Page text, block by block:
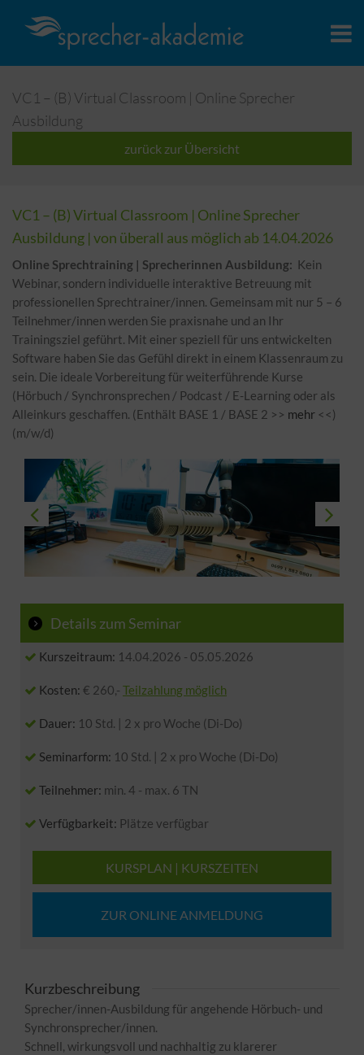
VC1 – (B) Virtual Classroom | Online Sprecher
Ausbildung
zurück zur Übersicht
VC1 – (B) Virtual Classroom | Online Sprecher
Ausbildung | von überall aus möglich ab 14.04.2026
Online Sprechtraining | Sprecherinnen Ausbildung: Kein
Webinar, sondern individuelle interaktive Betreuung mit
professionellen Sprechtrainer/innen. Gemeinsam mit nur 5 – 6
Teilnehmer/innen werden Sie praxisnahe und an Ihr
Trainingsziel geführt. Mit einer speziell für uns entwickelten
Software haben Sie das Gefühl direkt in einem Klassenraum zu
sein. Die ideale Vorbereitung für weiterführende Kurse
(Hörbuch / Synchronsprechen / Podcast / E-Learning oder als
Alleinkurs geschaffen. (Enthält BASE 1 / BASE 2 >> mehr <<)
(m/w/d)
Details zum Seminar
Kurszeitraum: 14.04.2026 - 05.05.2026
Kosten: € 260,- Teilzahlung möglich
Dauer: 10 Std. | 2 x pro Woche (Di-Do)
Seminarform: 10 Std. | 2 x pro Woche (Di-Do)
Teilnehmer: min. 4 - max. 6 TN
Verfügbarkeit: Plätze verfügbar
KURSPLAN | KURSZEITEN
ZUR ONLINE ANMELDUNG
Kurzbeschreibung
Sprecher/innen-Ausbildung für angehende Hörbuch- und
Synchronsprecher/innen.
Schnell, wirkungsvoll und nachhaltig zu klarerer